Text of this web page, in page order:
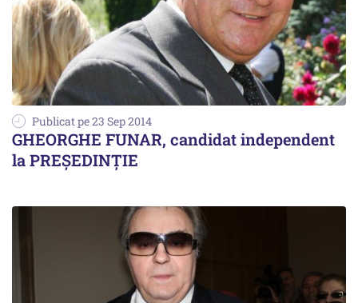
Publicat pe 23 Sep 2014
GHEORGHE FUNAR, candidat independent
la PREȘEDINȚIE